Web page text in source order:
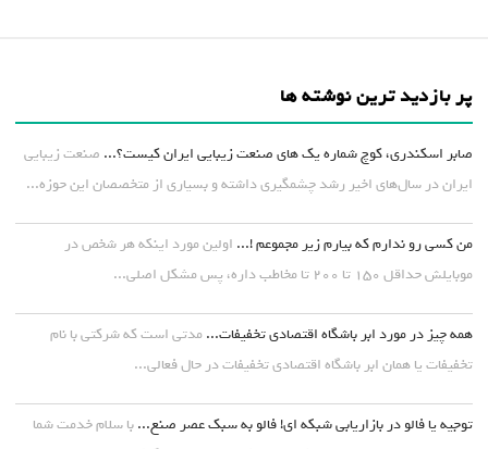
پر بازدید ترین نوشته ها
صابر اسکندری، کوچ شماره یک های صنعت زیبایی ایران کیست؟... صنعت زیبایی
ایران در سال‌های اخیر رشد چشمگیری داشته و بسیاری از متخصصان این حوزه...
من کسی رو ندارم که بیارم زیر مجموعم !... اولین مورد اینکه هر شخص در
موبایلش حداقل ۱۵۰ تا ۲۰۰ تا مخاطب داره، پس مشکل اصلی...
همه چیز در مورد ابر باشگاه اقتصادی تخفیفات... مدتی است که شرکتی با نام
تخفیفات یا همان ابر باشگاه اقتصادی تخفیفات در حال فعالی...
توجیه یا فالو در بازاریابی شبکه ای! فالو به سبک عصر صنع... با سلام خدمت شما